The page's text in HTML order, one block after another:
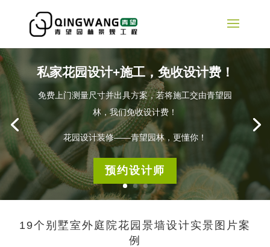
私家花园设计+施工，免收设计费！
免费上门测量尺寸并出具方案，若将施工交由青望园
林，我们免收设计费！
花园设计装修——青望园林，更懂你！
预约设计师
19个别墅室外庭院花园景墙设计实景图片案
例